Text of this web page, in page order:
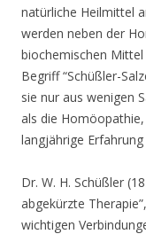
natürliche Heilmittel
werden neben der
biochemischen
Begriff “Schüßler-
sie nur aus wenigen
als die
langjährige
Dr. W. H. Schüßler
abgekürzte
wichtigen